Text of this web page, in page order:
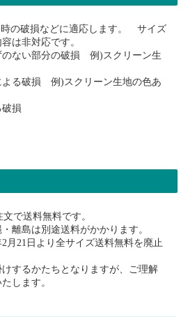
の破損などに適応します。 サイズ
は非対応です。
のない部分の破損 例)スクリーン生
よる破損 例)スクリーン生地の色あ
破損
で送料無料です。
離島は別途送料がかかります。
月21日より全サイズ送料無料を廃止
するかたちとなりますが、ご理解
します。